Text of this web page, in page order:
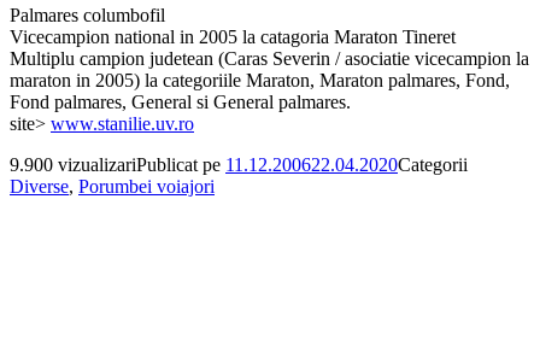
Palmares columbofil
Vicecampion national in 2005 la catagoria Maraton Tineret
Multiplu campion judetean (Caras Severin / asociatie vicecampion la
maraton in 2005) la categoriile Maraton, Maraton palmares, Fond,
Fond palmares, General si General palmares.
site> www.stanilie.uv.ro
9.900 vizualizariPublicat pe 11.12.200622.04.2020Categorii
Diverse, Porumbei voiajori